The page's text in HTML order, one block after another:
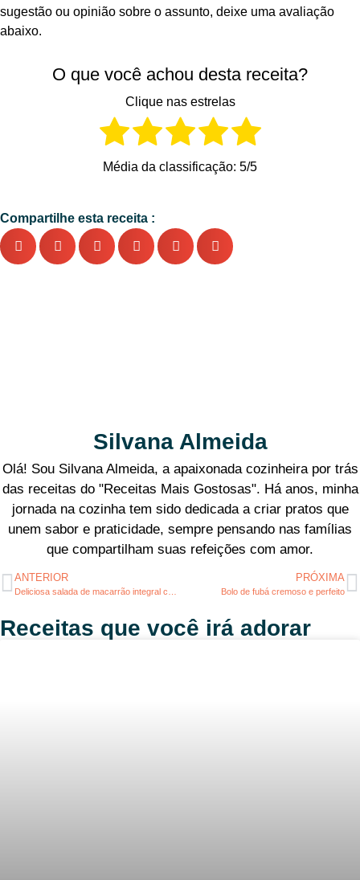
sugestão ou opinião sobre o assunto, deixe uma avaliação
abaixo.
O que você achou desta receita?
Clique nas estrelas
Média da classificação: 5/5
Compartilhe esta receita :
Silvana Almeida
Olá! Sou Silvana Almeida, a apaixonada cozinheira por trás
das receitas do "Receitas Mais Gostosas". Há anos, minha
jornada na cozinha tem sido dedicada a criar pratos que
unem sabor e praticidade, sempre pensando nas famílias
que compartilham suas refeições com amor.
ANTERIOR PRÓXIMA
Bolo de fubá cremoso e perfeito
Receitas que você irá adorar